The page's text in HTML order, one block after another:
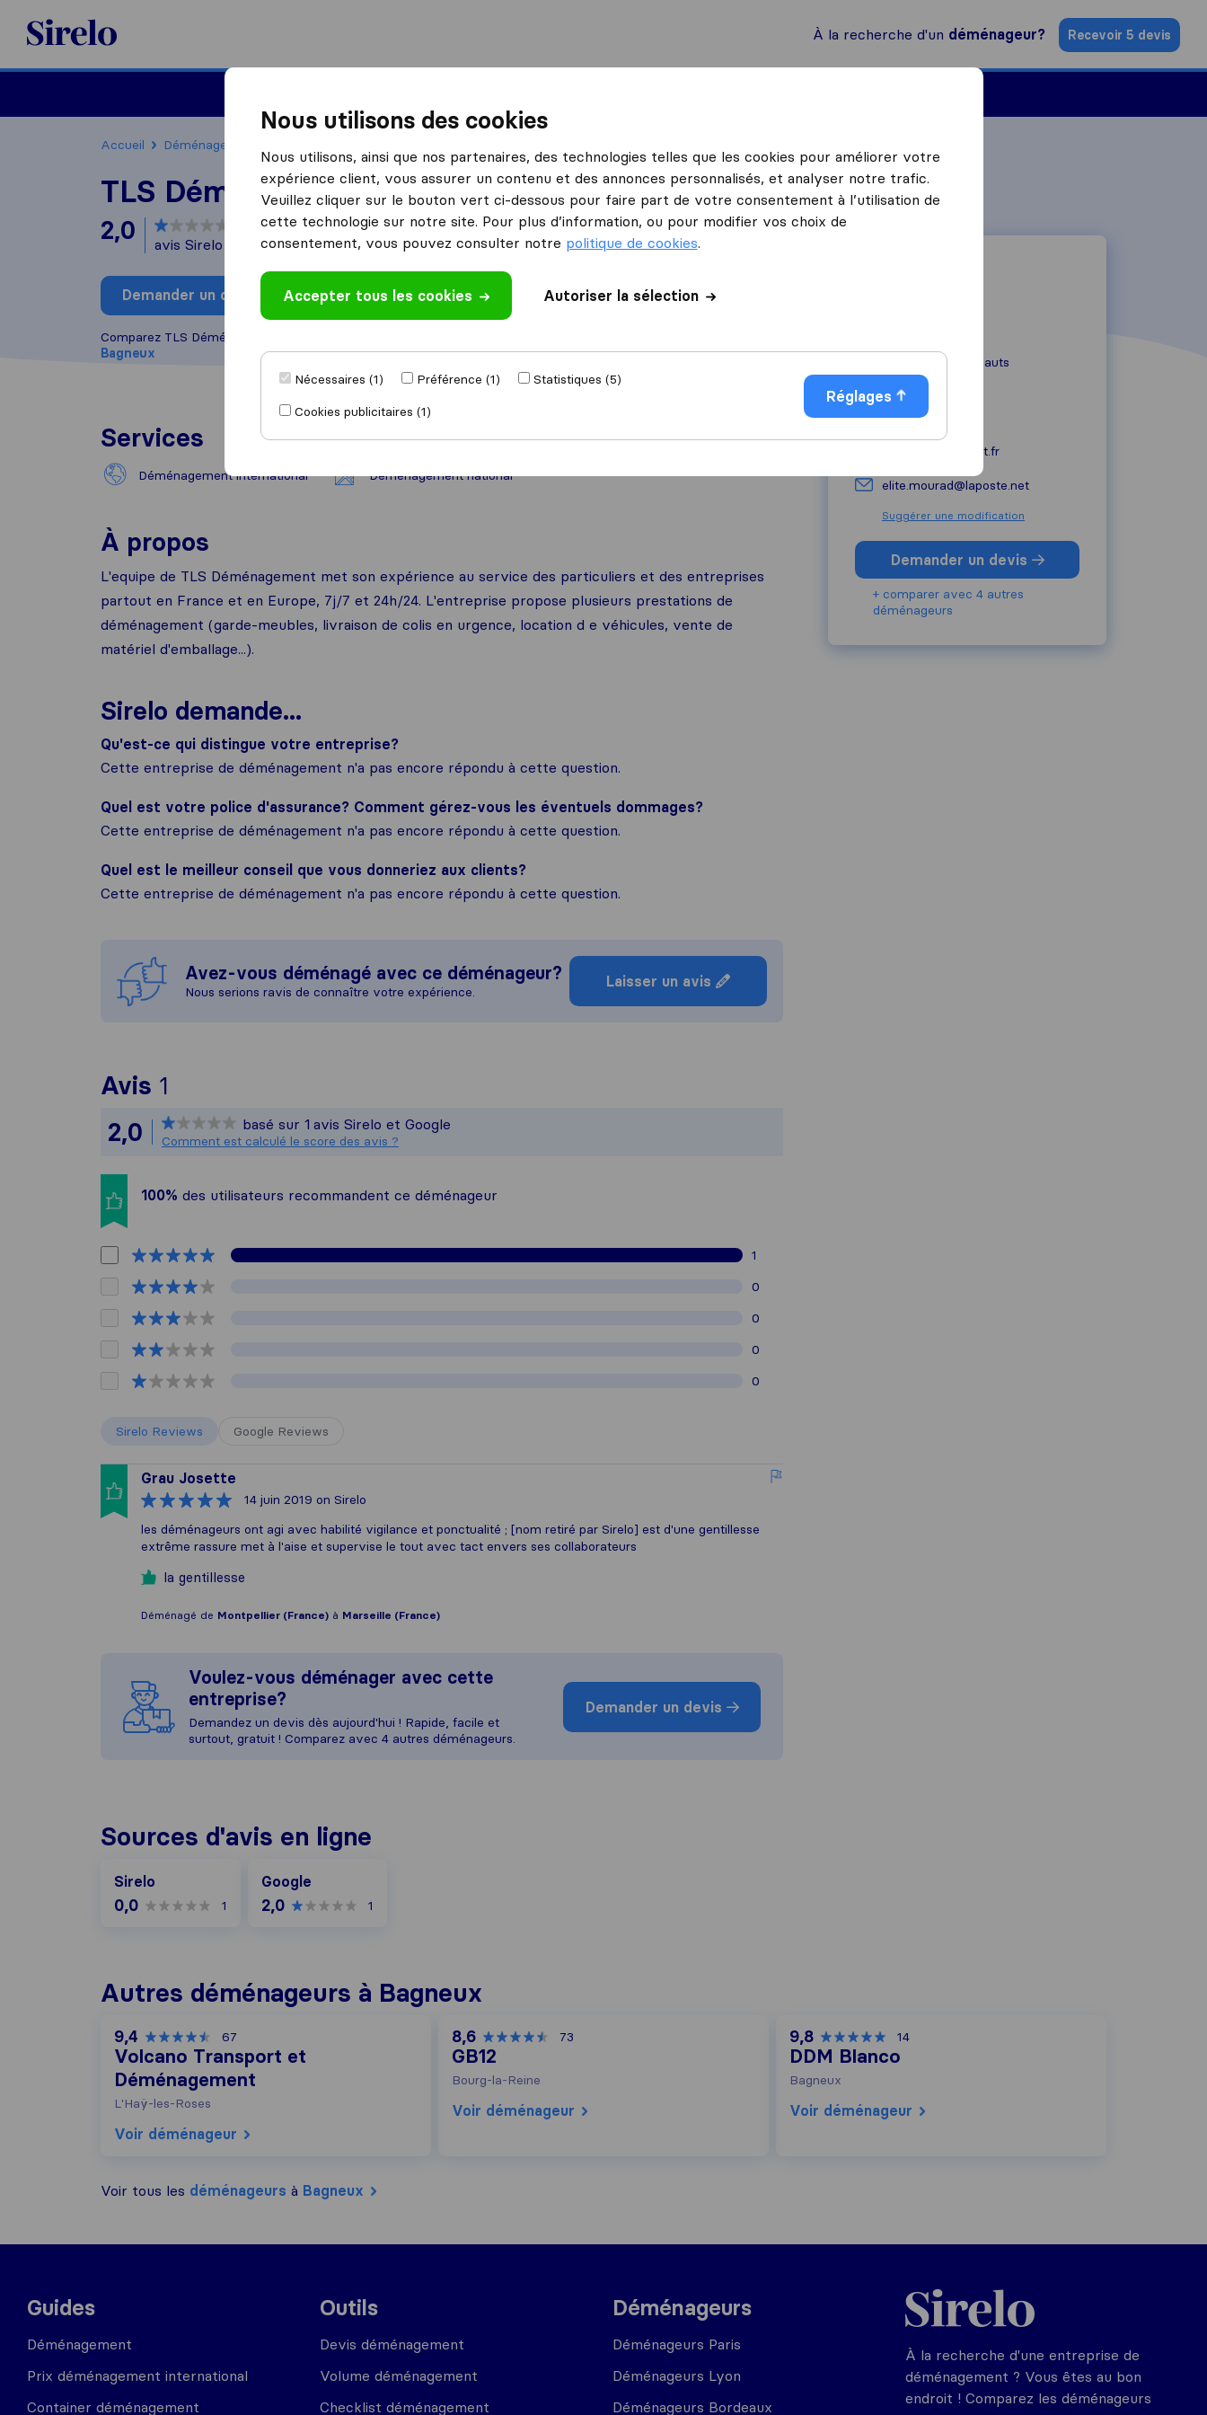
Sirelo.fr
À la recherche d'un déménageur? Recevoir 5 devis
Accueil Déménageurs France
TLS Déménagement
2,0 basé sur 1
avis Sirelo et Google
i
Demander un devis Rédiger un avis
Comparez TLS Déménagement avec d'autres
Bagneux
Ce que disent les clients
Amical (1)
Services
Déménagement international Déménagement national
À propos
L'equipe de TLS Déménagement met son expérience au service des particuliers et des entreprises
partout en France et en Europe, 7j/7 et 24h/24. L'entreprise propose plusieurs prestations de
déménagement (garde-meubles, livraison de colis en urgence, location d e véhicules, vente de
matériel d'emballage...).
Sirelo demande...
Qu'est-ce qui distingue votre entreprise?
Cette entreprise de déménagement n'a pas encore répondu à cette question.
Quel est votre police d'assurance? Comment gérez-vous les éventuels dommages?
Cette entreprise de déménagement n'a pas encore répondu à cette question.
Quel est le meilleur conseil que vous donneriez aux clients?
Cette entreprise de déménagement n'a pas encore répondu à cette question.
Avez-vous déménagé avec ce déménageur?
Nous serions ravis de connaître votre expérience.
Laisser un avis
Avis 1
Sirelo n'est pas responsable des normes de publication des autres sources d'information.
Tous les avis recueillis auprès des utilisateurs de Sirelo sont soumis à nos politiques d'avis et
2,0 basé sur 1 avis Sirelo et Google
Comment est calculé le score des avis ?
100% des utilisateurs recommandent ce déménageur
1
0
0
0
0
Sirelo Reviews Google Reviews
Grau Josette
14 juin 2019 on Sirelo
les déménageurs ont agi avec habilité vigilance et ponctualité ; [nom retiré par Sirelo] est d'une gentillesse
extrême rassure met à l'aise et supervise le tout avec tact envers ses collaborateurs
la gentillesse
Déménagé de Montpellier (France) à Marseille (France)
Voulez-vous déménager avec cette
entreprise?
Demandez un devis dès aujourd'hui ! Rapide, facile et
surtout, gratuit ! Comparez avec 4 autres déménageurs.
Demander un devis
14 Rue des Brugnauts
Bagneux
06 61 67 33 99
tlsdemenagement.fr
elite.mourad@laposte.net
Suggérer une modification
Demander un devis
+ comparer avec 4 autres
déménageurs
Sources d'avis en ligne
Sirelo
0,0 1
Google
2,0 1
Autres déménageurs à Bagneux
9,4 67
Volcano Transport et
Déménagement
L'Haÿ-les-Roses
Voir déménageur
8,6 73
GB12
Bourg-la-Reine
Voir déménageur
9,8 14
DDM Blanco
Bagneux
Voir déménageur
Voir tous les déménageurs à Bagneux
Guides
Déménagement
Prix déménagement international
Container déménagement
Outils
Devis déménagement
Volume déménagement
Checklist déménagement
Déménageurs
Déménageurs Paris
Déménageurs Lyon
Déménageurs Bordeaux
Sirelo.fr
À la recherche d'une entreprise de
déménagement ? Vous êtes au bon
endroit ! Comparez les déménageurs
Nous utilisons des cookies
Nous utilisons, ainsi que nos partenaires, des technologies telles que les cookies pour améliorer votre
expérience client, vous assurer un contenu et des annonces personnalisés, et analyser notre trafic.
Veuillez cliquer sur le bouton vert ci-dessous pour faire part de votre consentement à l’utilisation de
cette technologie sur notre site. Pour plus d’information, ou pour modifier vos choix de
consentement, vous pouvez consulter notre politique de cookies.
Accepter tous les cookies Autoriser la sélection
Nécessaires (1) Préférence (1)
Statistiques (5)
Cookies publicitaires (1)
Réglages